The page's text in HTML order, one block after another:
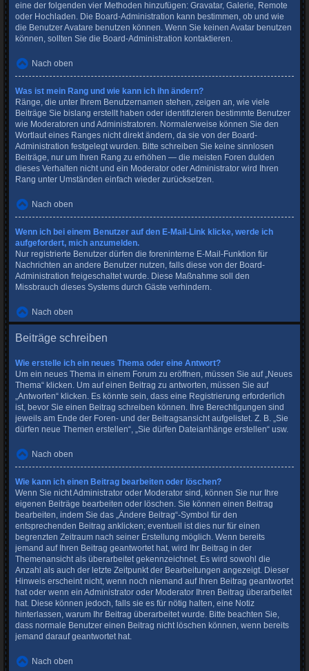
eine der folgenden vier Methoden hinzufügen: Gravatar, Galerie, Remote
oder Hochladen. Die Board-Administration kann bestimmen, ob und wie
die Benutzer Avatare benutzen können. Wenn Sie keinen Avatar benutzen
können, sollten Sie die Board-Administration kontaktieren.
Nach oben
Was ist mein Rang und wie kann ich ihn ändern?
Ränge, die unter Ihrem Benutzernamen stehen, zeigen an, wie viele
Beiträge Sie bislang erstellt haben oder identifizieren bestimmte Benutzer
wie Moderatoren und Administratoren. Normalerweise können Sie den
Wortlaut eines Ranges nicht direkt ändern, da sie von der Board-
Administration festgelegt wurden. Bitte schreiben Sie keine sinnlosen
Beiträge, nur um Ihren Rang zu erhöhen — die meisten Foren dulden
dieses Verhalten nicht und ein Moderator oder Administrator wird Ihren
Rang unter Umständen einfach wieder zurücksetzen.
Nach oben
Wenn ich bei einem Benutzer auf den E-Mail-Link klicke, werde ich
aufgefordert, mich anzumelden.
Nur registrierte Benutzer dürfen die foreninterne E-Mail-Funktion für
Nachrichten an andere Benutzer nutzen, falls diese von der Board-
Administration freigeschaltet wurde. Diese Maßnahme soll den
Missbrauch dieses Systems durch Gäste verhindern.
Nach oben
Beiträge schreiben
Wie erstelle ich ein neues Thema oder eine Antwort?
Um ein neues Thema in einem Forum zu eröffnen, müssen Sie auf „Neues
Thema“ klicken. Um auf einen Beitrag zu antworten, müssen Sie auf
„Antworten“ klicken. Es könnte sein, dass eine Registrierung erforderlich
ist, bevor Sie einen Beitrag schreiben können. Ihre Berechtigungen sind
jeweils am Ende der Foren- und der Beitragsansicht aufgelistet. Z. B. „Sie
dürfen neue Themen erstellen“, „Sie dürfen Dateianhänge erstellen“ usw.
Nach oben
Wie kann ich einen Beitrag bearbeiten oder löschen?
Wenn Sie nicht Administrator oder Moderator sind, können Sie nur Ihre
eigenen Beiträge bearbeiten oder löschen. Sie können einen Beitrag
bearbeiten, indem Sie das „Ändere Beitrag“-Symbol für den
entsprechenden Beitrag anklicken; eventuell ist dies nur für einen
begrenzten Zeitraum nach seiner Erstellung möglich. Wenn bereits
jemand auf Ihren Beitrag geantwortet hat, wird Ihr Beitrag in der
Themenansicht als überarbeitet gekennzeichnet. Es wird sowohl die
Anzahl als auch der letzte Zeitpunkt der Bearbeitungen angezeigt. Dieser
Hinweis erscheint nicht, wenn noch niemand auf Ihren Beitrag geantwortet
hat oder wenn ein Administrator oder Moderator Ihren Beitrag überarbeitet
hat. Diese können jedoch, falls sie es für nötig halten, eine Notiz
hinterlassen, warum Ihr Beitrag überarbeitet wurde. Bitte beachten Sie,
dass normale Benutzer einen Beitrag nicht löschen können, wenn bereits
jemand darauf geantwortet hat.
Nach oben